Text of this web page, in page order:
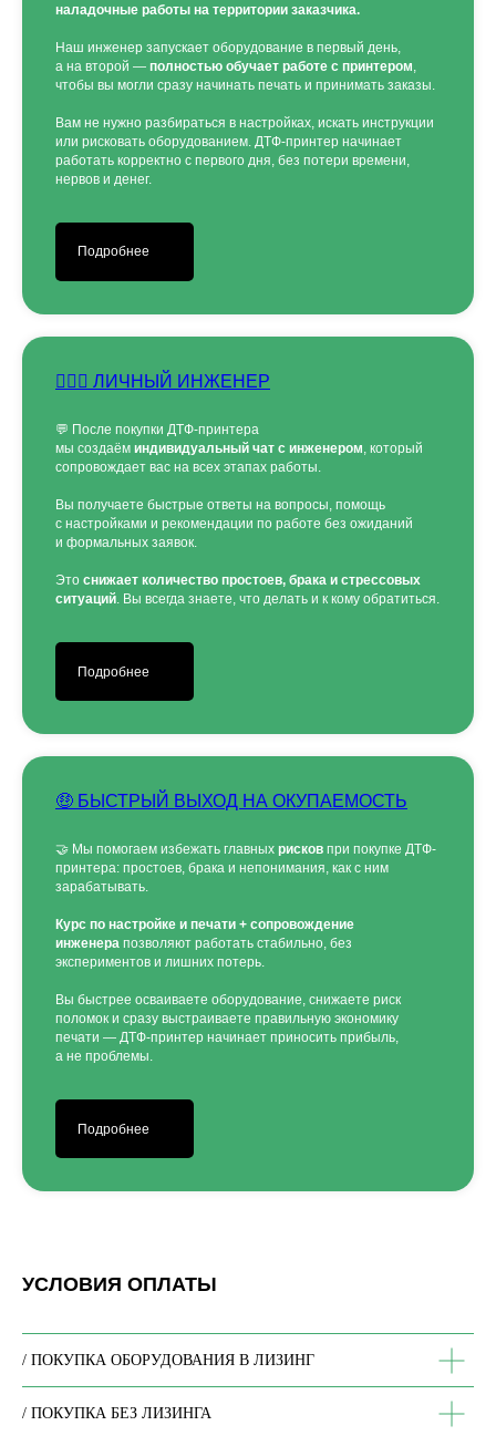
наладочные работы на территории заказчика.
Наш инженер запускает оборудование в первый день,
а на второй — полностью обучает работе с принтером,
чтобы вы могли сразу начинать печать и принимать заказы.
Вам не нужно разбираться в настройках, искать инструкции
или рисковать оборудованием. ДТФ-принтер начинает
работать корректно с первого дня, без потери времени,
нервов и денег.
Подробнее
👷🏻‍♂️ ЛИЧНЫЙ ИНЖЕНЕР
💬 После покупки ДТФ-принтера
мы создаём индивидуальный чат с инженером, который
сопровождает вас на всех этапах работы.
Вы получаете быстрые ответы на вопросы, помощь
с настройками и рекомендации по работе без ожиданий
и формальных заявок.
Это снижает количество простоев, брака и стрессовых
ситуаций. Вы всегда знаете, что делать и к кому обратиться.
Подробнее
🤑 БЫСТРЫЙ ВЫХОД НА ОКУПАЕМОСТЬ
🤝 Мы помогаем избежать главных рисков при покупке ДТФ-
принтера: простоев, брака и непонимания, как с ним
зарабатывать.
Курс по настройке и печати + сопровождение
инженера позволяют работать стабильно, без
экспериментов и лишних потерь.
Вы быстрее осваиваете оборудование, снижаете риск
поломок и сразу выстраиваете правильную экономику
печати — ДТФ-принтер начинает приносить прибыль,
а не проблемы.
Подробнее
УСЛОВИЯ ОПЛАТЫ
/ ПОКУПКА ОБОРУДОВАНИЯ В ЛИЗИНГ
/ ПОКУПКА БЕЗ ЛИЗИНГА